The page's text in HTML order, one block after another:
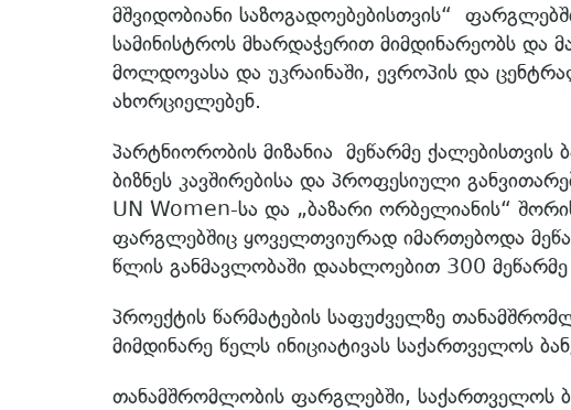
მშვიდობიანი საზოგადოებებისთვის“
სამინისტროს მხარდაჭერით მიმდინარეობს და
მოლდოვასა და უკრაინაში, ევროპის და
ახორციელებენ.
პარტნიორობის მიზანია მეწარმე ქალებისთვის
ბიზნეს კავშირებისა და პროფესიული
UN Women-სა და „ბაზარი ორბელიანის“
ფარგლებშიც ყოველთვიურად იმართებოდა
წლის განმავლობაში დაახლოებით 300
პროექტის წარმატების საფუძველზე
მიმდინარე წელს ინიციატივას საქართველოს
თანამშრომლობის ფარგლებში, საქართველოს